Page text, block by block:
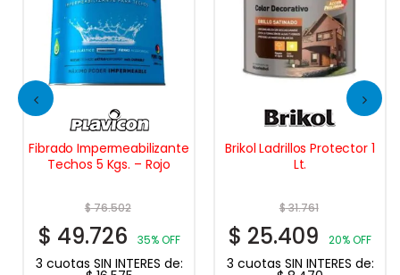
Fibrado Impermeabilizante
Techos 5 Kgs. – Rojo
$76.502
$ 49.726 35% OFF
3 cuotas SIN INTERES de:
Brikol Ladrillos Protector 1
Lt.
$31.761
$ 25.409 20% OFF
3 cuotas SIN INTERES de: